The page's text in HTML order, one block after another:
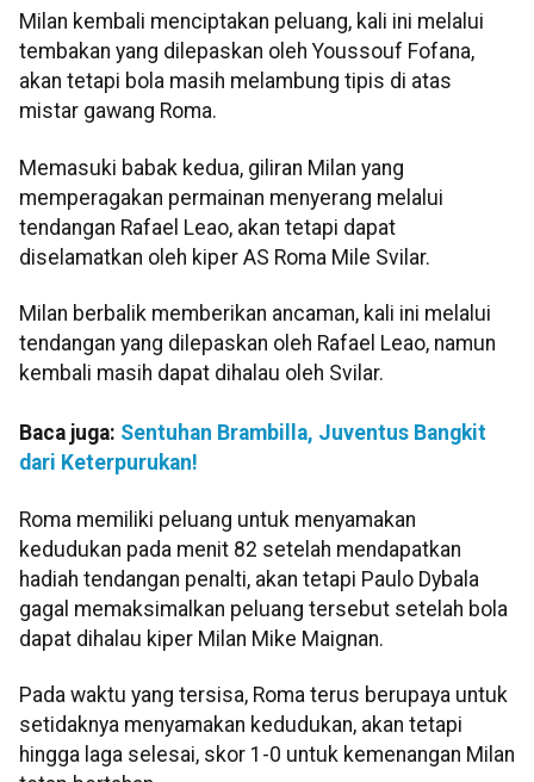
Milan kembali menciptakan peluang, kali ini melalui
tembakan yang dilepaskan oleh Youssouf Fofana,
akan tetapi bola masih melambung tipis di atas
mistar gawang Roma.
Memasuki babak kedua, giliran Milan yang
memperagakan permainan menyerang melalui
tendangan Rafael Leao, akan tetapi dapat
diselamatkan oleh kiper AS Roma Mile Svilar.
Milan berbalik memberikan ancaman, kali ini melalui
tendangan yang dilepaskan oleh Rafael Leao, namun
kembali masih dapat dihalau oleh Svilar.
Baca juga: Sentuhan Brambilla, Juventus Bangkit
dari Keterpurukan!
Roma memiliki peluang untuk menyamakan
kedudukan pada menit 82 setelah mendapatkan
hadiah tendangan penalti, akan tetapi Paulo Dybala
gagal memaksimalkan peluang tersebut setelah bola
dapat dihalau kiper Milan Mike Maignan.
Pada waktu yang tersisa, Roma terus berupaya untuk
setidaknya menyamakan kedudukan, akan tetapi
hingga laga selesai, skor 1-0 untuk kemenangan Milan